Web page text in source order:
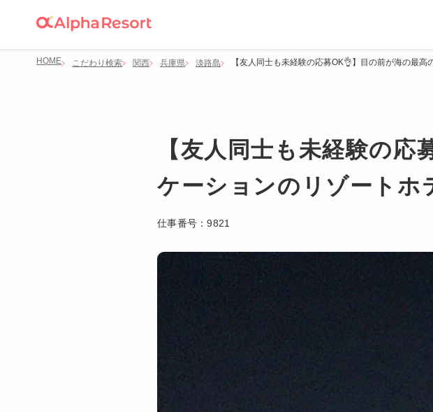
HOME こだわり検索 関西 兵庫県 淡路島 【友人同士も未経験の応募OK👌】目の前が海の最
【友人同士も未経験の
ケーションのリゾート
仕事番号：9821